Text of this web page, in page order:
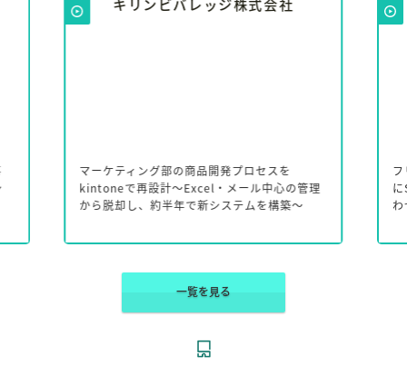
キリンビバレッジ株式会社
マーケティング部の商品開発プロセスを
kintoneで再設計～Excel・メール中心の管理
から脱却し、約半年で新システムを構築～
一覧を見る